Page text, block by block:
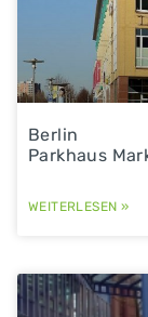
Berlin
Parkhaus
WEITERLESEN »